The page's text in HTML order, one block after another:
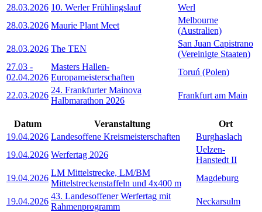
28.03.2026 10. Werler Frühlingslauf
Werl
28.03.2026 Maurie Plant Meet
Melbourne
(Australien)
28.03.2026 The TEN
San Juan Capistrano
(Vereinigte Staaten)
27.03 -
02.04.2026
Masters Hallen-
Europameisterschaften
Toruń (Polen)
22.03.2026
24. Frankfurter Mainova
Halbmarathon 2026
Frankfurt am Main
Datum Veranstaltung
Ort
19.04.2026 Landesoffene Kreismeisterschaften
Burghaslach
19.04.2026 Werfertag 2026
Uelzen-
Hanstedt II
19.04.2026
LM Mittelstrecke, LM/BM
Mittelstreckenstaffeln und 4x400 m
Magdeburg
19.04.2026
43. Landesoffener Werfertag mit
Rahmenprogramm
Neckarsulm